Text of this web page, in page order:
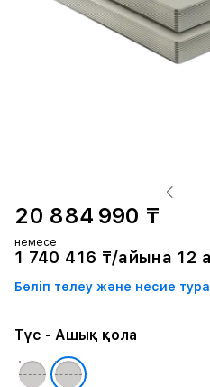
20 884 990 ₸
немесе
1 740 416 ₸/айына 12
Бөліп төлеу және несие
Түс - Ашық қола